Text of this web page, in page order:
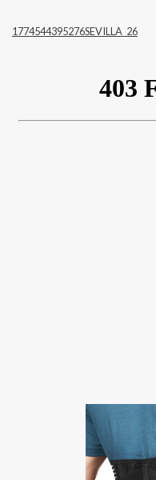
1774544395276SEVILLA_26